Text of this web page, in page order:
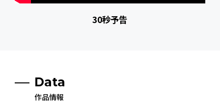
30秒予告
Data
作品情報